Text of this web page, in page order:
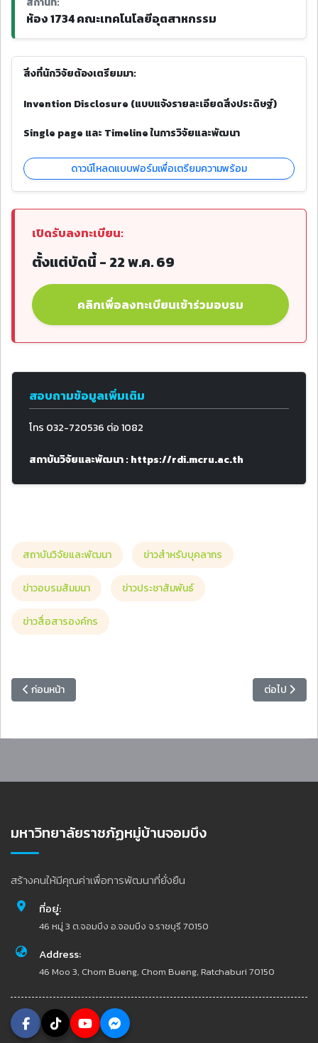
ห้อง 1734 คณะเทคโนโลยีอุตสาหกรรม
สิ่งที่นักวิจัยต้องเตรียมมา:
Invention Disclosure (แบบแจ้งรายละเอียดสิ่งประดิษฐ์)
Single page และ Timeline ในการวิจัยและพัฒนา
ดาวน์โหลดแบบฟอร์มเพื่อเตรียมความพร้อม
เปิดรับลงทะเบียน:
ตั้งแต่บัดนี้ - 22 พ.ค. 69
คลิกเพื่อลงทะเบียนเข้าร่วมอบรม
สอบถามข้อมูลเพิ่มเติม
โทร 032-720536 ต่อ 1082
สถาบันวิจัยและพัฒนา : https://rdi.mcru.ac.th
สถาบันวิจัยและพัฒนา ข่าวสำหรับบุคลากร
ข่าวอบรมสัมมนา ข่าวประชาสัมพันธ์
ข่าวสื่อสารองค์กร
เนื้อหาก่อนหน้า: สถาบันวิจัยและพัฒนา ขอเชิญคณาจารย์ นักวิจัย เข้าร่ว
ก่อนหน้า เนื้อหาถัดไป
ต่อไป
มหาวิทยาลัยราชภัฏหมู่บ้านจอมบึง
สร้างคนให้มีคุณค่าเพื่อการพัฒนาที่ยั่งยืน
ที่อยู่:
46 หมู่ 3 ต.จอมบึง อ.จอมบึง จ.ราชบุรี 70150
Address:
46 Moo 3, Chom Bueng, Chom Bueng, Ratchaburi 70150